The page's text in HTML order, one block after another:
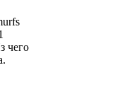
чего